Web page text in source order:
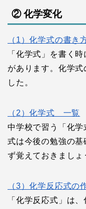
② 化学変化
（1）化学式の書き
「化学式」を書く
があります。化学式
した。
（2）化学式 一覧
中学校で習う「化
式は今後の勉強の
ず覚えておきましょ
（3）化学反応式の
「化学反応式」は